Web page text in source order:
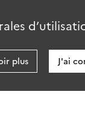
plus J'ai